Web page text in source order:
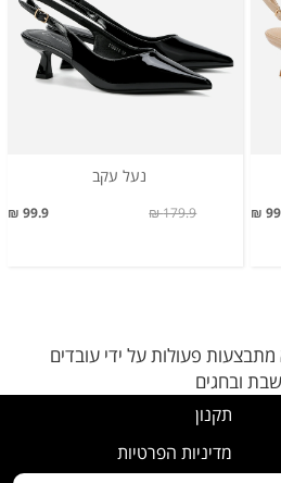
נעל עקב
99.9 ₪ 179.9 ₪
פעולות על ידי עובדים
ובחגים
תקנון
מדיניות הפרטיות